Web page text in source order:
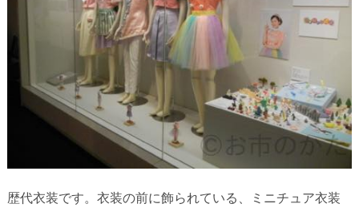
歴代衣装です。衣装の前に飾られている、ミニチュア衣装